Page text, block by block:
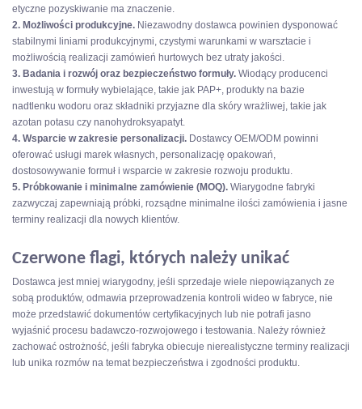
etyczne pozyskiwanie ma znaczenie.
2. Możliwości produkcyjne. Niezawodny dostawca powinien dysponować
stabilnymi liniami produkcyjnymi, czystymi warunkami w warsztacie i
możliwością realizacji zamówień hurtowych bez utraty jakości.
3. Badania i rozwój oraz bezpieczeństwo formuły. Wiodący producenci
inwestują w formuły wybielające, takie jak PAP+, produkty na bazie
nadtlenku wodoru oraz składniki przyjazne dla skóry wrażliwej, takie jak
azotan potasu czy nanohydroksyapatyt.
4. Wsparcie w zakresie personalizacji. Dostawcy OEM/ODM powinni
oferować usługi marek własnych, personalizację opakowań,
dostosowywanie formuł i wsparcie w zakresie rozwoju produktu.
5. Próbkowanie i minimalne zamówienie (MOQ). Wiarygodne fabryki
zazwyczaj zapewniają próbki, rozsądne minimalne ilości zamówienia i jasne
terminy realizacji dla nowych klientów.
Czerwone flagi, których należy unikać
Dostawca jest mniej wiarygodny, jeśli sprzedaje wiele niepowiązanych ze
sobą produktów, odmawia przeprowadzenia kontroli wideo w fabryce, nie
może przedstawić dokumentów certyfikacyjnych lub nie potrafi jasno
wyjaśnić procesu badawczo-rozwojowego i testowania. Należy również
zachować ostrożność, jeśli fabryka obiecuje nierealistyczne terminy realizacji
lub unika rozmów na temat bezpieczeństwa i zgodności produktu.